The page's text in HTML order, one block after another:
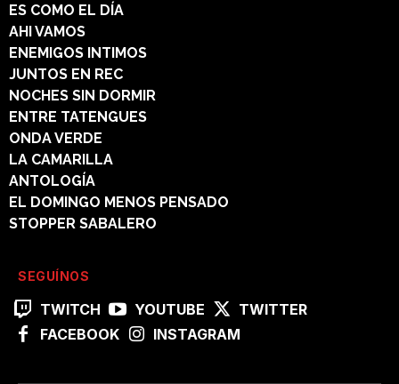
ES COMO EL DÍA
AHI VAMOS
ENEMIGOS INTIMOS
JUNTOS EN REC
NOCHES SIN DORMIR
ENTRE TATENGUES
ONDA VERDE
LA CAMARILLA
ANTOLOGÍA
EL DOMINGO MENOS PENSADO
STOPPER SABALERO
SEGUÍNOS
TWITCH YOUTUBE
TWITTER
FACEBOOK
INSTAGRAM